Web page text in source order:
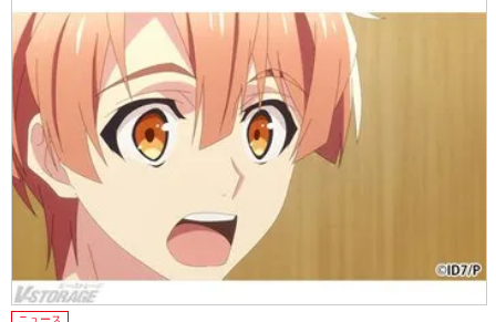
ニュース